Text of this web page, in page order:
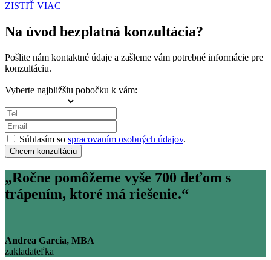
ZISTIŤ VIAC
Na úvod bezplatná konzultácia?
Pošlite nám kontaktné údaje a zašleme vám potrebné informácie pre
konzultáciu.
Vyberte najbližšiu pobočku k vám:
Súhlasím so spracovaním osobných údajov.
Chcem konzultáciu
„Ročne pomôžeme vyše 700 deťom s
trápením, ktoré má riešenie.“
Andrea Garcia, MBA
zakladateľka